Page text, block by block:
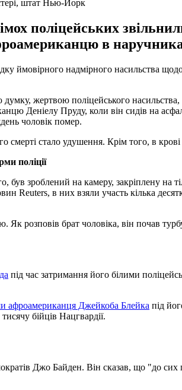
штат Нью-Йорк
поліцейських
в
ймовірного надмірного насильства
жертвою поліцейського
Деніелу Пруду, коли він сидів на
чоловік помер.
стало удушення. Крім того, в
поліції
був зроблений на камеру, закріплену на
Reuters, в них взяли участь кілька
Як розповів брат чоловіка, він почав
під час затримання його білими
афроамериканця Джейкоба Блейка під
бійців Нацгвардії.
Джо Байден. Він сказав, що "до